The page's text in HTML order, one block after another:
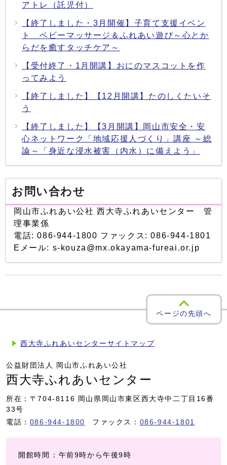
アトレ（託児付）
【終了しました・3月開催】子育て支援イベン
ト ベビーマッサージ＆ふれあい遊び～心とか
らだを癒すタッチケア～
【受付終了・1月開講】おにのマスコットを作
ってみよう
【終了しました】【12月開講】たのしくたいそ
う
【終了しました】【3月開講】岡山市安全・安
心ネットワーク「地域応援人づくり」講座 ～総
論～「身近な浸水被害（内水）に備えよう」
お問い合わせ
岡山市ふれあい公社 西大寺ふれあいセンター 管
理事業係
電話: 086-944-1800 ファックス: 086-944-1801
Eメール: s-kouza@mx.okayama-fureai.or.jp
ページの先頭へ
西大寺ふれあいセンターサイトマップ
公益財団法人 岡山市ふれあい公社
西大寺ふれあいセンター
所在：〒704-8116 岡山県岡山市東区西大寺中二丁目16番
33号
電話： 086-944-1800 ファックス： 086-944-1801
開館時間
：午前9時から午後9時